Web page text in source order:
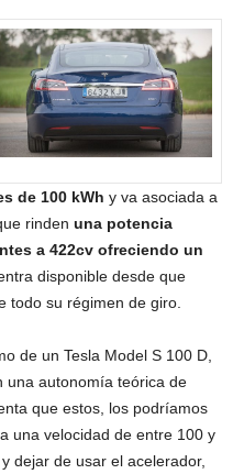
de 100 kWh y va asociada a
rinden una potencia
a 422cv ofreciendo un
disponible desde que
todo su régimen de giro.
de un Tesla Model S 100 D,
una autonomía teórica de
que estos, los podríamos
una velocidad de entre 100 y
dejar de usar el acelerador,